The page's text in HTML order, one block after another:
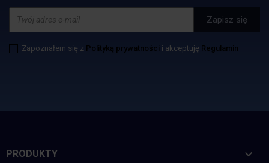
Zapoznałem się z Polityką prywatności i akceptuję Regulamin
PRODUKTY 